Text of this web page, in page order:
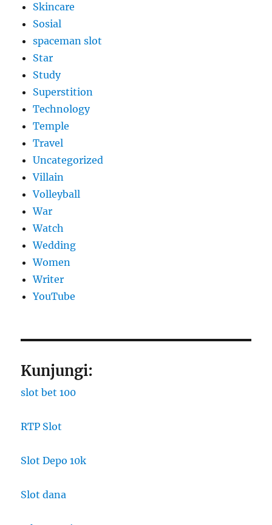
Skincare
Sosial
spaceman slot
Star
Study
Superstition
Technology
Temple
Travel
Uncategorized
Villain
Volleyball
War
Watch
Wedding
Women
Writer
YouTube
Kunjungi:
slot bet 100
RTP Slot
Slot Depo 10k
Slot dana